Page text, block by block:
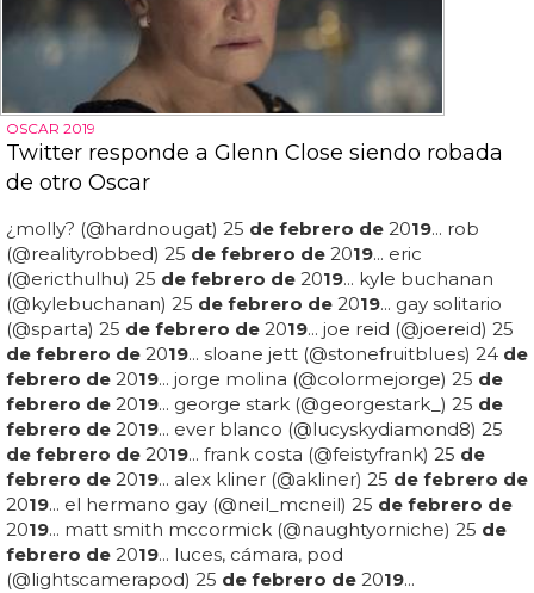
OSCAR 2019
Twitter responde a Glenn Close siendo robada
de otro Oscar
¿molly? (@hardnougat) 25 de febrero de 2019... rob
(@realityrobbed) 25 de febrero de 2019... eric
(@ericthulhu) 25 de febrero de 2019... kyle buchanan
(@kylebuchanan) 25 de febrero de 2019... gay solitario
(@sparta) 25 de febrero de 2019... joe reid (@joereid) 25
de febrero de 2019... sloane jett (@stonefruitblues) 24 de
febrero de 2019... jorge molina (@colormejorge) 25 de
febrero de 2019... george stark (@georgestark_) 25 de
febrero de 2019... ever blanco (@lucyskydiamond8) 25
de febrero de 2019... frank costa (@feistyfrank) 25 de
febrero de 2019... alex kliner (@akliner) 25 de febrero de
2019... el hermano gay (@neil_mcneil) 25 de febrero de
2019... matt smith mccormick (@naughtyorniche) 25 de
febrero de 2019... luces, cámara, pod
(@lightscamerapod) 25 de febrero de 2019...